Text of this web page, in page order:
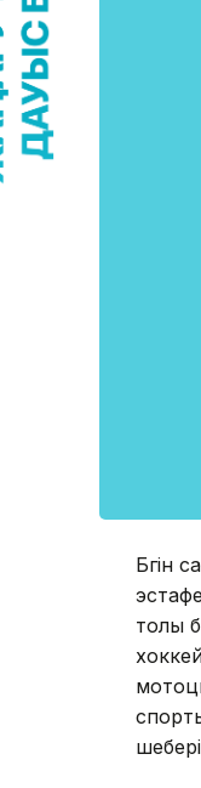
Бүгін
толы